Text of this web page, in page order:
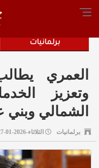
الرئيسية
التحرير: المستشار محمد صالح الملكاوي [
برلمانيات
العمري
وتعزيز
الشمالي وبني
برلمانيات الثلاثاء-2026-01-27 | 12:43 pm